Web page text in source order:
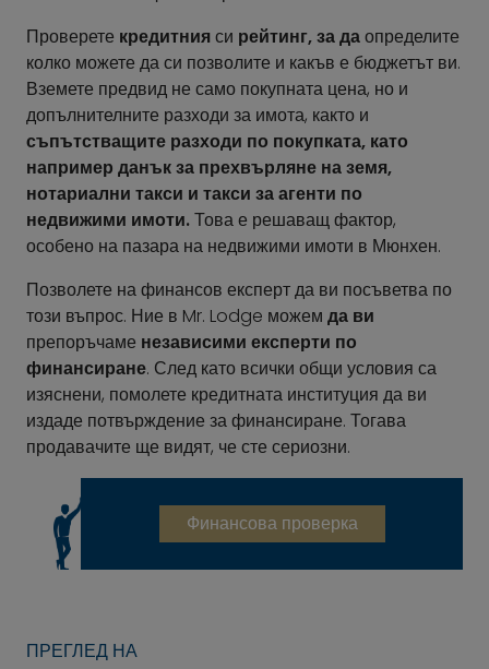
Проверете кредитнияси рейтинг, за даопределите
колко можете да си позволите и какъв е бюджетът ви.
Вземете предвид не само покупната цена, но и
допълнителните разходи за имота, както и
съпътстващите разходи по покупката, като
например данък за прехвърляне на земя,
нотариални такси и такси за агенти по
недвижими имоти.Това е решаващ фактор,
особено на пазара на недвижими имоти в Мюнхен.
Позволете на финансов експерт да ви посъветва по
този въпрос. Ние в Mr. Lodge можем да ви
препоръчаме независими експерти по
финансиране. След като всички общи условия са
изяснени, помолете кредитната институция да ви
издаде потвърждение за финансиране. Тогава
продавачите ще видят, че сте сериозни.
Финансова проверка
ПРЕГЛЕД НА